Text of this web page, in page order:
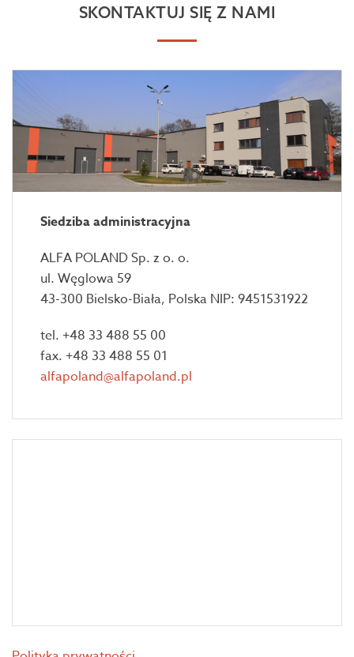
SKONTAKTUJ SIĘ Z NAMI
Siedziba administracyjna
ALFA POLAND Sp. z o. o.
ul. Węglowa 59
43-300 Bielsko-Biała, Polska NIP: 9451531922
tel. +48 33 488 55 00
fax. +48 33 488 55 01
alfapoland@alfapoland.pl